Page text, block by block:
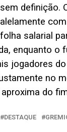
definição.
salarial
enquanto o
jogadores
no
do
DESTAQUE